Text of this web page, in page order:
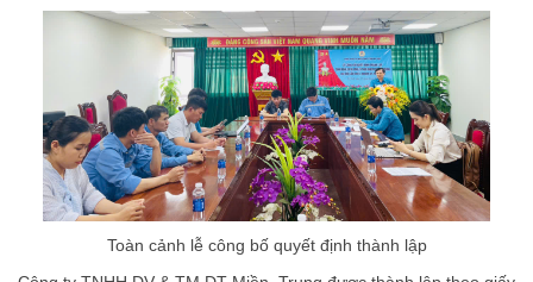
Toàn cảnh lễ công bố quyết định thành lập